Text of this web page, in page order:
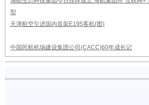
型
天津航空引进国内首架E195客机(图)
中国民航机场建设集团公司(CACC)60年成长记